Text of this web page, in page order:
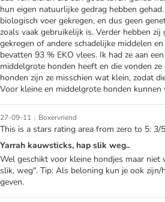
hun eigen natuurlijke gedrag hebben
biologisch voer gekregen, en dus geen
zoals vaak gebruikelijk is. Verder hebben
gekregen of andere schadelijke middelen
bevatten 93 % EKO vlees. Ik had ze aan
middelgrote honden heeft en die vonden
honden zijn ze misschien wat klein, zodat
Voor kleine en middelgrote honden kunnen
27-09-11 | Boxervriend
This is a stars rating area from zero to 5: 3/5
Yarrah kauwsticks, hap slik weg..
Wel geschikt voor kleine hondjes maar niet
slik, weg". Tip: Als beloning kun je ook zijn/
geven.